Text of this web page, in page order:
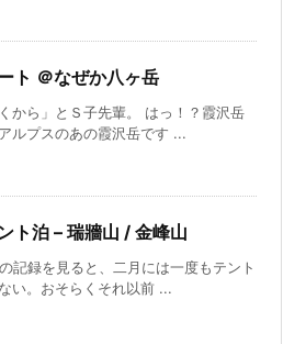
ト ＠なぜか八ヶ岳
から」とＳ子先輩。 はっ！？霞沢岳
ルプスのあの霞沢岳です ...
ト泊 – 瑞牆山 / 金峰山
記録を見ると、二月には一度もテント
い。おそらくそれ以前 ...